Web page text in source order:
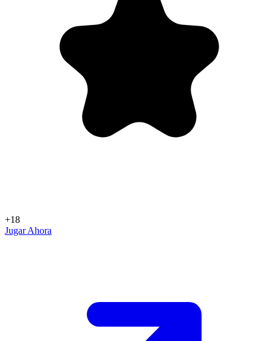
+18
Jugar Ahora